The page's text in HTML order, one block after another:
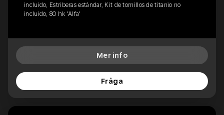
incluido, Estriberas estándar, Kit de tornillos de titanio no
incluido, 80 hk 'Alfa'
Mer info
Fråga